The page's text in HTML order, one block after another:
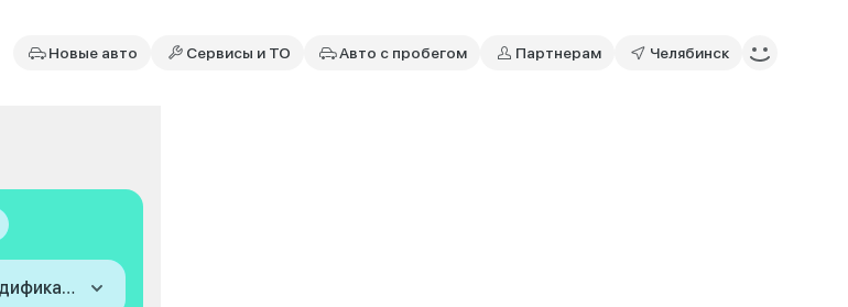
Новые авто Сервисы и ТО Авто с пробегом Партнерам Челябинск
Модификация